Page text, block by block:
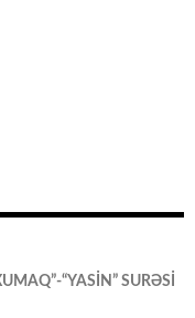
“YASİN” SURƏSİ